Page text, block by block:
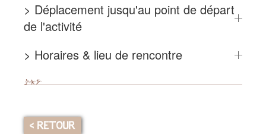
> Déplacement jusqu'au point de départ
de l'activité
> Horaires & lieu de rencontre
< RETOUR